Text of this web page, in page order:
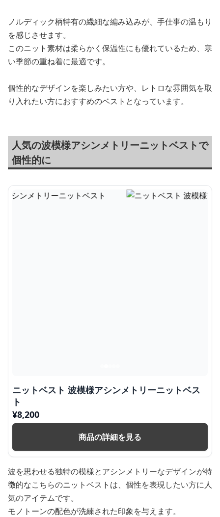
ノルディック柄特有の繊細な編み込みが、手仕事の温もり
を感じさせます。
このニット素材は柔らかく保温性にも優れているため、寒
い季節の重ね着に最適です。
個性的なデザインを楽しみたい方や、レトロな雰囲気を取
り入れたい方におすすめのベストとなっています。
人気の波模様アシンメトリーニットベストで
個性的に
ニットベスト 波模様アシンメトリーニットベス
ト
¥8,200
商品の詳細を見る
波を思わせる独特の模様とアシンメトリーなデザインが特
徴的なこちらのニットベストは、個性を表現したい方に人
気のアイテムです。
モノトーンの配色が洗練された印象を与えます。